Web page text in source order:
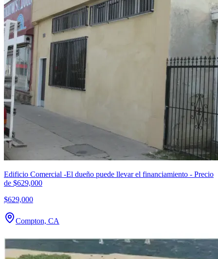
Edificio Comercial -El dueño puede llevar el financiamiento - Precio
de $629,000
$629,000
Compton, CA